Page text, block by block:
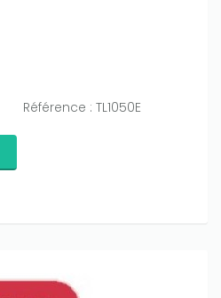
Référence : TL1050E